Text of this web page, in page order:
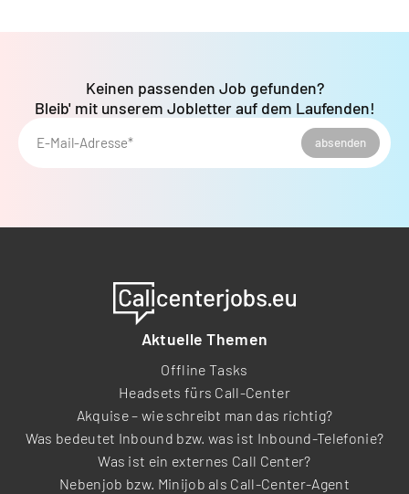
E-Mail-Adresse* absenden
Keinen passenden Job gefunden?
Bleib' mit unserem Jobletter auf dem Laufenden!
Aktuelle Themen
Offline Tasks
Headsets fürs Call-Center
Akquise – wie schreibt man das richtig?
Was bedeutet Inbound bzw. was ist Inbound-Telefonie?
Was ist ein externes Call Center?
Nebenjob bzw. Minijob als Call-Center-Agent